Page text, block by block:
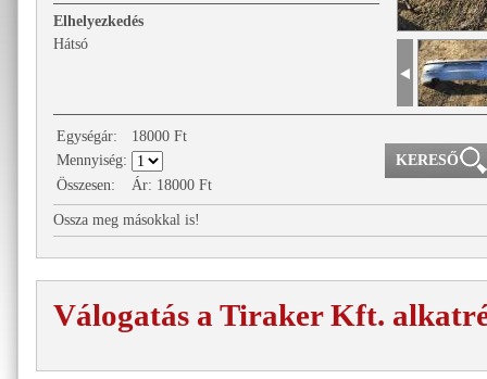
Elhelyezkedés
Hátsó
Egységár: 18000 Ft
Mennyiség:
Összesen:
Ár: 18000 Ft
Ossza meg másokkal is!
Válogatás a Tiraker Kft.